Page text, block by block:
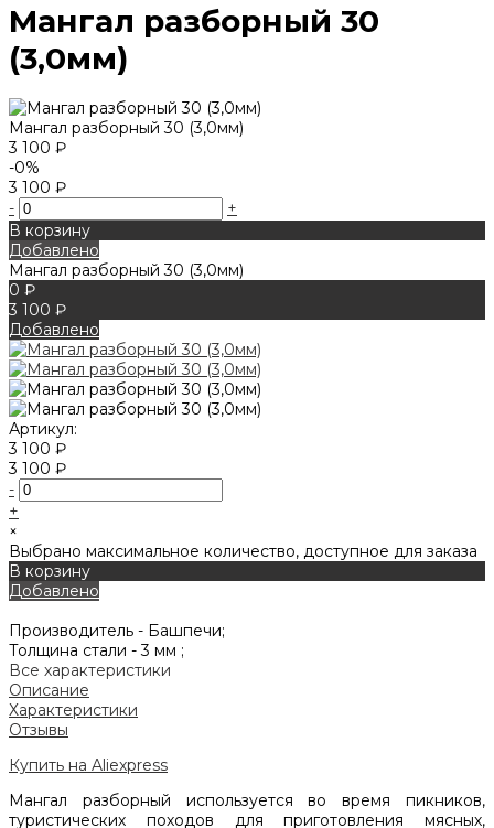
Мангал разборный 30
(3,0мм)
Мангал разборный 30 (3,0мм)
3 100 ₽
-0%
3 100 ₽
-
+
В корзину
Добавлено
Мангал разборный 30 (3,0мм)
0 ₽
3 100 ₽
Добавлено
Артикул:
3 100 ₽
3 100 ₽
-
+
×
Выбрано максимальное количество, доступное для заказа
В корзину
Добавлено
Производитель - Башпечи;
Толщина стали -3 мм ;
Все характеристики
Описание
Характеристики
Отзывы
Купить на Aliexpress
Мангал разборный используется во время пикников,
туристических походов для приготовления мясных,